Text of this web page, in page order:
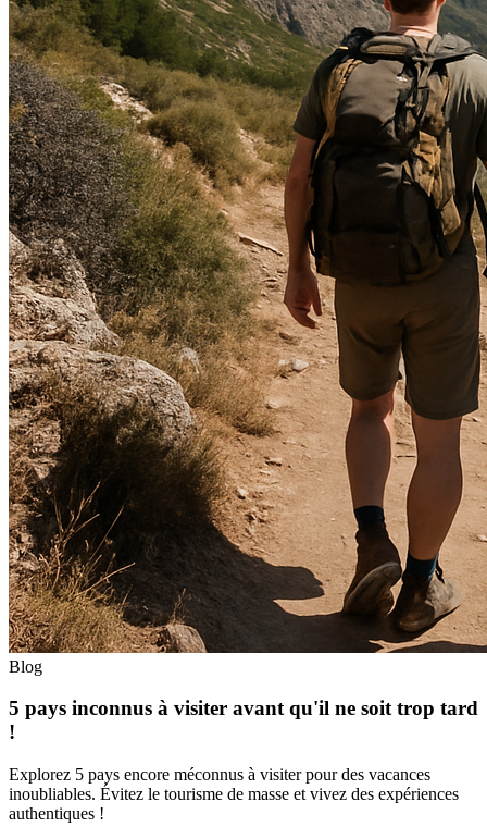
Blog
5 pays inconnus à visiter avant qu'il ne soit trop tard
!
Explorez 5 pays encore méconnus à visiter pour des vacances
inoubliables. Évitez le tourisme de masse et vivez des expériences
authentiques !